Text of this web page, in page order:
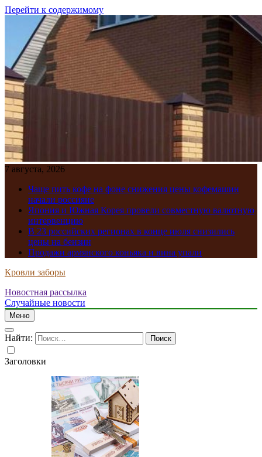
Перейти к содержимому
7 августа, 2026
Чаще пить кофе на фоне снижения цены кофемашин
начали россияне
Япония и Южная Корея провели совместную валютную
интервенцию
В 23 российских регионах в конце июля снизились
цены на бензин
Продажи армянского коньяка и вина упали
Кровли заборы
Новостная рассылка
Случайные новости
Меню
Найти:
Заголовки